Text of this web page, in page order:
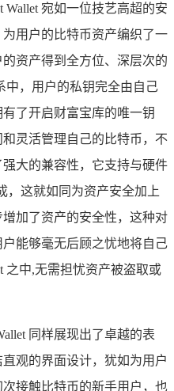
Wallet 宛如一位技艺高超的安
用户的比特币资产编织了一
资产得到全方位、深层次的
中，用户的私钥完全由自己
了开启财富宝库的唯一钥
灵活管理自己的比特币，不
强大的兼容性，它支持与硬件
，这就如同为资产安全加上
加了资产的安全性，这种对
能够毫无后顾之忧地将自己
之中,无需担忧资产被盗取或
同样展现出了卓越的表
观的界面设计，犹如为用户
接触比特币的新手用户，也